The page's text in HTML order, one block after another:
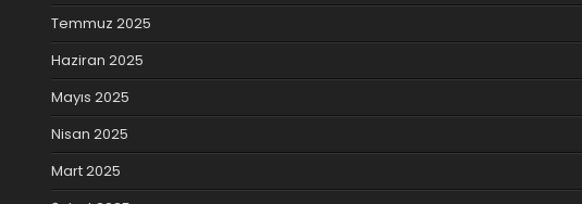
Temmuz 2025
Haziran 2025
Mayıs 2025
Nisan 2025
Mart 2025